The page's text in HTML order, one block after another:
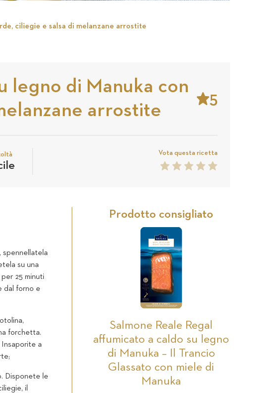
ciliegie e salsa di melanzane arrostite
legno di Manuka con
arrostite
5
Stars
Based
on
5
Vota questa ricetta
5
4
3
2
1
spennellatela
su una
25 minuti
dal forno e
forchetta.
Insaporite a
Disponete le
il
Prodotto consigliato
Salmone Reale Regal
affumicato a caldo su legno
di Manuka – Il Trancio
Glassato con miele di
Manuka